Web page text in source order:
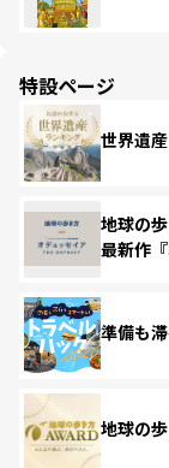
特設ページ
世界遺
地球の
最新作
準備も
地球の